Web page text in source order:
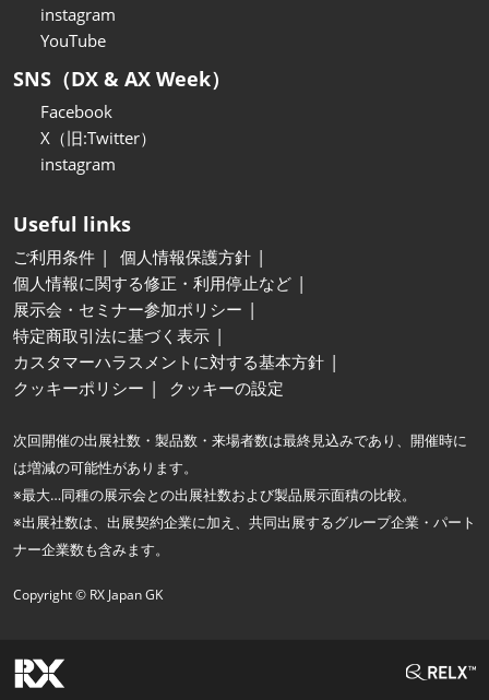
instagram
YouTube
SNS（DX & AX Week）
Facebook
X（旧:Twitter）
instagram
Useful links
ご利用条件
個人情報保護方針
個人情報に関する修正・利用停止など
展示会・セミナー参加ポリシー
特定商取引法に基づく表示
カスタマーハラスメントに対する基本方針
クッキーポリシー
クッキーの設定
次回開催の出展社数・製品数・来場者数は最終見込みであり、開催時に
は増減の可能性があります。
※最大…同種の展示会との出展社数および製品展示面積の比較。
※出展社数は、出展契約企業に加え、共同出展するグループ企業・パート
ナー企業数も含みます。
Copyright © RX Japan GK